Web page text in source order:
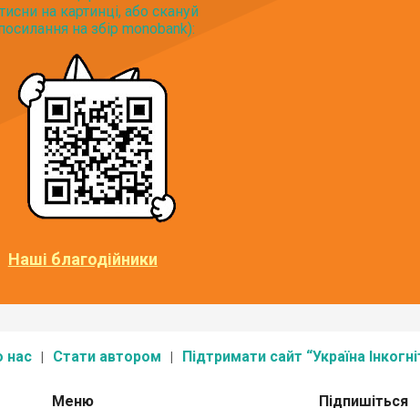
на картинці, або скануй
на збір monobank):
Наші благодійники
нас Стати автором Підтримати сайт “Україна
Меню Підпишіться